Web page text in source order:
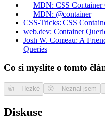
MDN: CSS Container
MDN: @container
CSS-Tricks: CSS
web.dev: Container
Josh W. Comeau: A
Queries
Co si myslíte o tomto
👍 – Hezké 😲 – Neznal jsem
Diskuse